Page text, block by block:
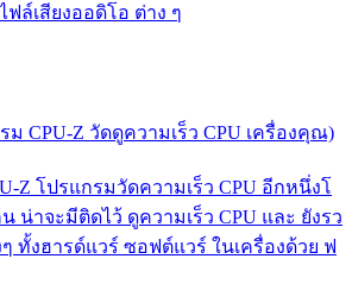
ฟล์เสียงออดิโอ ต่าง ๆ
ม CPU-Z วัดดูความเร็ว CPU เครื่องคุณ)
Z โปรแกรมวัดความเร็ว CPU อีกหนึ่งโ
น่าจะมีติดไว้ ดูความเร็ว CPU และ ยังรว
ทั้งฮารด์แวร์ ซอฟต์แวร์ ในเครื่องด้วย ฟ